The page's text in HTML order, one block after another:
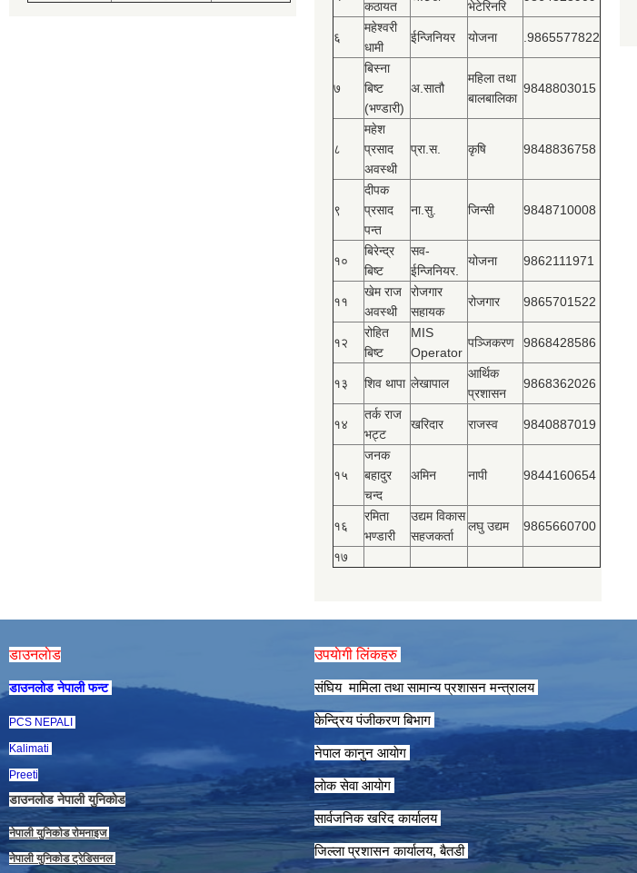
कठायत
भेटेरिनरि
६
महेश्‍वरी
धामी
ईन्जिनियर योजना .9865577822
७
बिस्‍ना
बिष्‍ट
(भण्डारी)
अ.सातौ
महिला तथा
बालबालिका
9848803015
८
महेश
प्रसाद
अवस्थी
प्रा.स. कृषि 9848836758
९
दीपक
प्रसाद
पन्त
ना.सु. जिन्सी 9848710008
१०
बिरेन्द्र
बिष्‍ट
सव-
ईन्जिनियर.
योजना 9862111971
११
खेम राज
अवस्थी
रोजगार
सहायक
रोजगार 9865701522
१२
रोहित
बिष्‍ट
MIS
Operator
पञ्‍जिकरण 9868428586
१३ शिव थापा लेखापाल
आर्थिक
प्रशासन
9868362026
१४
तर्क राज
भट्ट
खरिदार राजस्‍व 9840887019
१५
जनक
बहादुर
चन्द
अमिन नापी 9844160654
१६
रमिता
भण्डारी
उद्यम विकास
सहजकर्ता
लघु उद्यम 9865660700
१७
डाउनलाेड
डाउनलाेड नेपाली फन्ट
PCS NEPALI
Kalimati
Preeti
डाउनलाेड नेपाली युनिकाेड
नेपाली युनिकाेड राेमनाइज
नेपाली युनिकाेड ट्रेडिसनल
उपयाेगी लिंकहरु
संघिय मामिला तथा सामान्य प्रशासन मन्त्रालय
केन्द्रिय पंजीकरण बिभाग
नेपाल कानुन आयाेग
लाेक सेवा आयाेग
सार्वजनिक खरिद कार्यालय
जिल्ला प्रशासन कार्यालय, बैतडी